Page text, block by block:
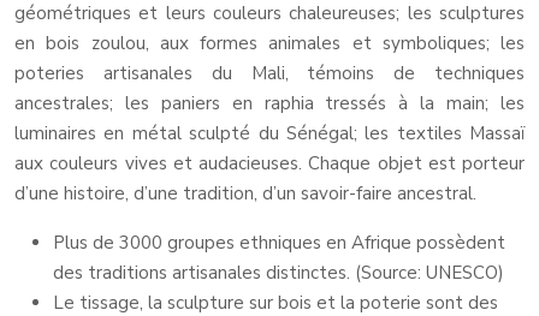
géométriques et leurs couleurs chaleureuses; les sculptures
en bois zoulou, aux formes animales et symboliques; les
poteries artisanales du Mali, témoins de techniques
ancestrales; les paniers en raphia tressés à la main; les
luminaires en métal sculpté du Sénégal; les textiles Massaï
aux couleurs vives et audacieuses. Chaque objet est porteur
d’une histoire, d’une tradition, d’un savoir-faire ancestral.
Plus de 3000 groupes ethniques en Afrique possèdent
des traditions artisanales distinctes. (Source: UNESCO)
Le tissage, la sculpture sur bois et la poterie sont des